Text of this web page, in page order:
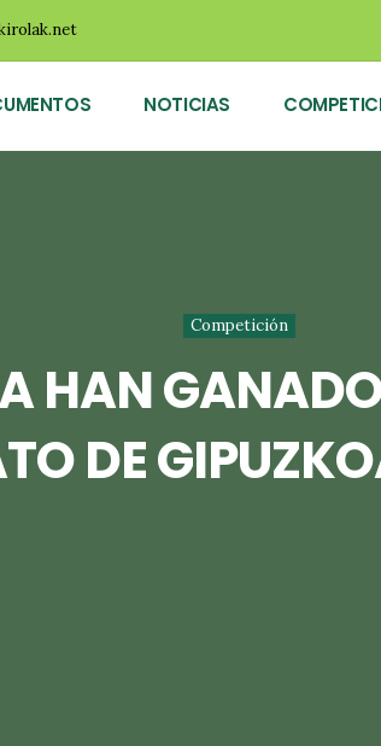
NOTICIAS
Competición
GANADO
DE